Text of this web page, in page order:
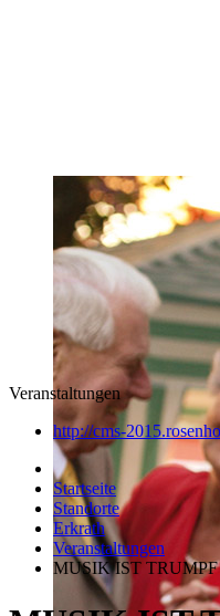
Veranstaltungen
http://cms-
Startseite
Standorte
Erkrath
Veranstaltungen
MUSIK IST TRUMPF